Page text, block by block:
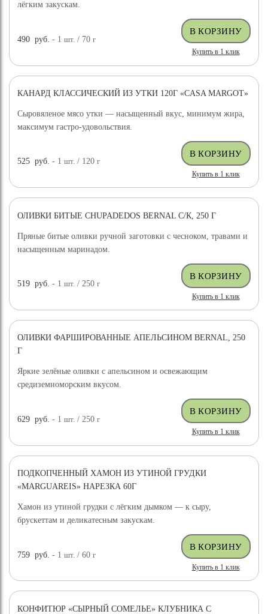
лёгким закускам.
490 руб. - 1шт. / 70г
Купить в 1 клик
КАНАРД КЛАССИЧЕСКИЙ ИЗ УТКИ 120Г «CASA MARGOT»
Сыровяленое мясо утки — насыщенный вкус, минимум жира,
максимум гастро-удовольствия.
525 руб. - 1шт. / 120г
Купить в 1 клик
ОЛИВКИ БИТЫЕ CHUPADEDOS BERNAL С/К, 250 Г
Пряные битые оливки ручной заготовки с чесноком, травами и
насыщенным маринадом.
519 руб. - 1шт. / 250г
Купить в 1 клик
ОЛИВКИ ФАРШИРОВАННЫЕ АПЕЛЬСИНОМ BERNAL, 250
Г
Яркие зелёные оливки с апельсином и освежающим
средиземноморским вкусом.
629 руб. - 1шт. / 250г
Купить в 1 клик
ПОДКОПЧЕННЫЙ ХАМОН ИЗ УТИНОЙ ГРУДКИ
«MARGUAREIS» НАРЕЗКА 60Г
Хамон из утиной грудки с лёгким дымком — к сыру,
брускеттам и деликатесным закускам.
759 руб. - 1шт. / 60г
Купить в 1 клик
КОНФИТЮР «СЫРНЫЙ СОМЕЛЬЕ» КЛУБНИКА С